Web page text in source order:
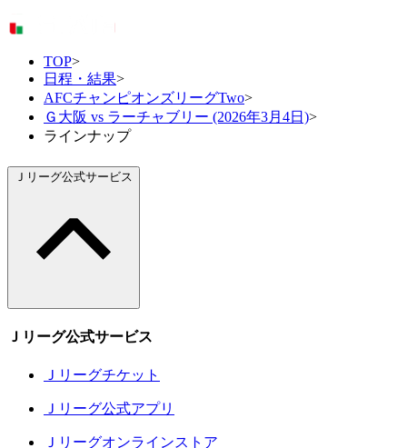
TOP>
日程・結果>
AFCチャンピオンズリーグTwo>
Ｇ大阪 vs ラーチャブリー (2026年3月4日)>
ラインナップ
Ｊリーグ公式サービス
Ｊリーグ公式サービス
Ｊリーグチケット
Ｊリーグ公式アプリ
Ｊリーグオンラインストア